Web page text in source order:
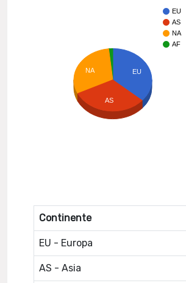
EU
AS
NA
AF
EU
NA
AS
Continente
EU - Europa
AS - Asia